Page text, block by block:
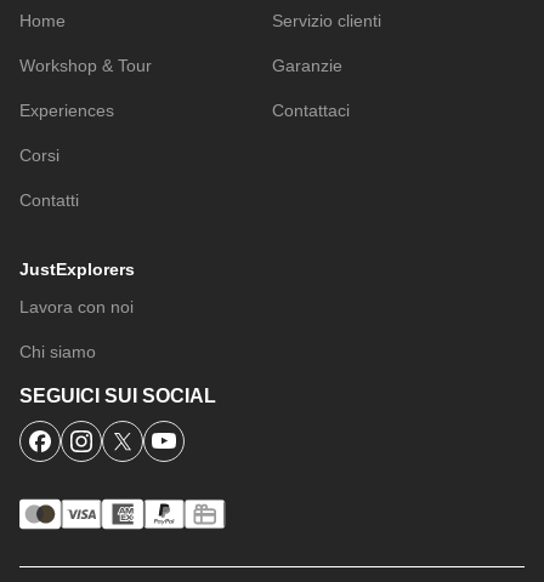
Home
Workshop & Tour
Experiences
Corsi
Contatti
Servizio clienti
Garanzie
Contattaci
JustExplorers
Lavora con noi
Chi siamo
SEGUICI SUI SOCIAL